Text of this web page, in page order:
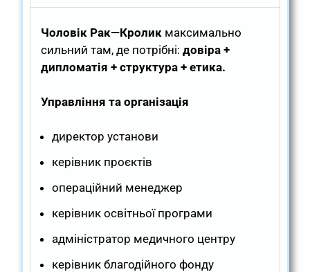
Чоловік Рак—Кролик максимально
сильний там, де потрібні: довіра +
дипломатія + структура + етика.
Управління та організація
директор установи
керівник проєктів
операційний менеджер
керівник освітньої програми
адміністратор медичного центру
керівник благодійного фонду